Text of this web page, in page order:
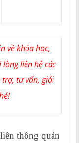
về khóa học,
liên hệ các
trợ, tư vấn, giải
thông quản